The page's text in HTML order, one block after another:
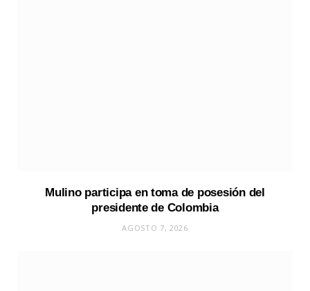
Mulino participa en toma de posesión del
presidente de Colombia
AGOSTO 7, 2026